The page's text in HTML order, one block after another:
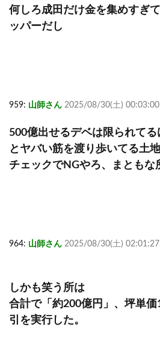
何しろ成田だけ金を集めすぎ
ッパーだし
959: 山師さん 2025/08/30(土)
500億出せるデベは限られて
とヤバい筋を渡り歩いてる土
チェックでNGやろ、まともな
964: 山師さん 2025/08/30(土)
しかも笑う所は
合計で「約200億円」、坪単
引を実行した。